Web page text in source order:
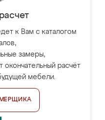
к Вам с каталогом
замеры,
окончательный расчёт
мебели.